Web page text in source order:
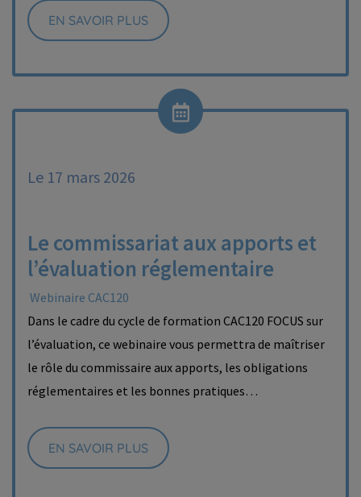
EN SAVOIR PLUS
Le 17 mars 2026
Le commissariat aux apports et
l’évaluation réglementaire
Webinaire CAC120
Dans le cadre du cycle de formation CAC120 FOCUS sur
l’évaluation, ce webinaire vous permettra de maîtriser
le rôle du commissaire aux apports, les obligations
réglementaires et les bonnes pratiques…
EN SAVOIR PLUS